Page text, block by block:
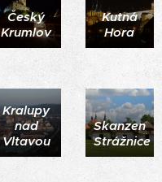
Český
Krumlov
Kutná
Hora
Kralupy
nad
Vltavou
Skanzen
Strážnice